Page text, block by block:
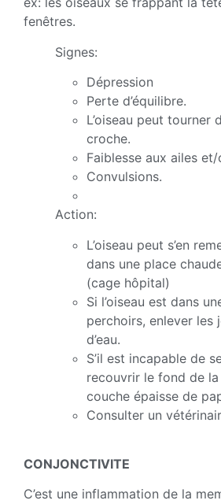
fenêtres.
Signes:
Dépression
Perte d’équilibre.
L’oiseau peut tourner
croche.
Faiblesse aux ailes
Convulsions.
Action:
L’oiseau peut s’en
dans une place
(cage hôpital)
Si l’oiseau est dans
perchoirs, enlever les
d’eau.
S’il est incapable de
recouvrir le fond de
couche épaisse de
Consulter un
CONJONCTIVITE
C’est une inflammation de la